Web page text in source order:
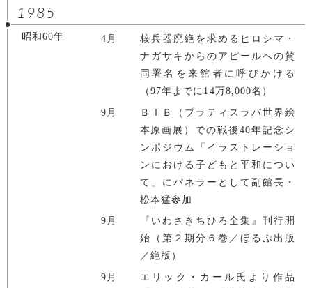
1985
昭和60年 4月
核兵器廃絶を求めるヒロシマ・
ナガサキからのアピールへの賛
同署名を来館者に呼びかける
（97年までに14万8,000名）
9月
ＢＩＢ（ブラティスラバ世界絵
本原画展）での戦後40年記念シ
ンポジウム「イラストレーショ
ンにおける子どもと平和につい
て」にパネラーとして副館長・
松本猛参加
9月
『いわさきちひろ全集』刊行開
始（第２期分６巻／ほるぷ出版
／絶版）
9月
エリック・カール氏より作品